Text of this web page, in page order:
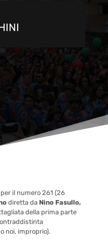
il numero 261 (26
diretta daNino Fasullo,
della prima parte
noi, improprio).